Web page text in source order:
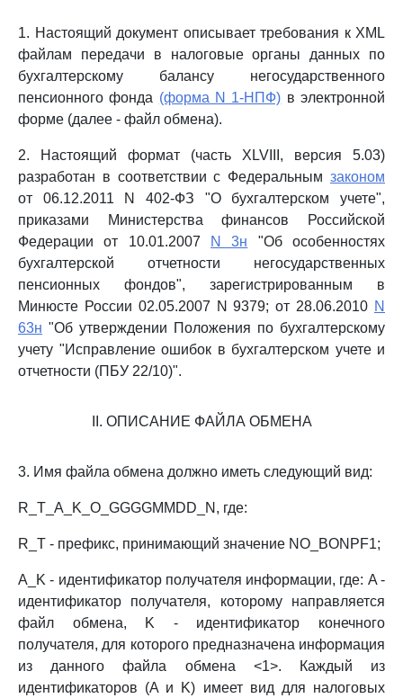
1. Настоящий документ описывает требования к XML
файлам передачи в налоговые органы данных по
бухгалтерскому балансу негосударственного
пенсионного фонда (форма N 1-НПФ) в электронной
форме (далее - файл обмена).
2. Настоящий формат (часть XLVIII, версия 5.03)
разработан в соответствии с Федеральным законом
от 06.12.2011 N 402-ФЗ "О бухгалтерском учете",
приказами Министерства финансов Российской
Федерации от 10.01.2007
N 3н "Об особенностях
бухгалтерской отчетности негосударственных
пенсионных фондов", зарегистрированным в
Минюсте России 02.05.2007 N 9379; от 28.06.2010 N
63н "Об утверждении Положения по бухгалтерскому
учету "Исправление ошибок в бухгалтерском учете и
отчетности (ПБУ 22/10)".
II. ОПИСАНИЕ ФАЙЛА ОБМЕНА
3. Имя файла обмена должно иметь следующий вид:
R_T_A_K_O_GGGGMMDD_N, где:
R_T - префикс, принимающий значение NO_BONPF1;
A_K - идентификатор получателя информации, где: A -
идентификатор получателя, которому направляется
файл обмена, K - идентификатор конечного
получателя, для которого предназначена информация
из данного файла обмена <1>. Каждый из
идентификаторов (A и K) имеет вид для налоговых